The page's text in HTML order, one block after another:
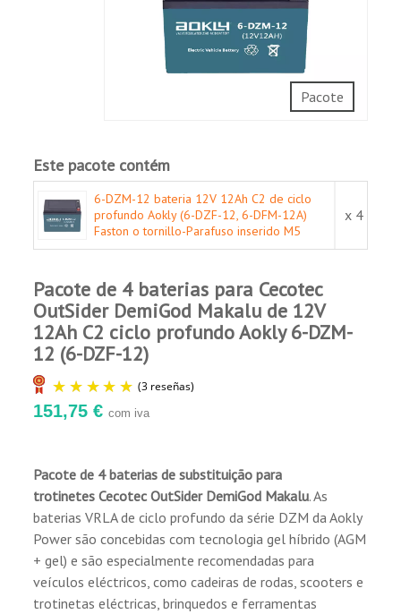
Pacote
Este pacote contém
6-DZM-12 bateria 12V 12Ah C2 de ciclo
profundo Aokly (6-DZF-12, 6-DFM-12A)
Faston o tornillo-Parafuso inserido M5
x 4
Pacote de 4 baterias para Cecotec
OutSider DemiGod Makalu de 12V
12Ah C2 ciclo profundo Aokly 6-DZM-
12 (6-DZF-12)
(3 reseñas)
151,75 € com iva
Pacote de 4 baterias de substituição para
trotinetesCecotec OutSider DemiGod Makalu. As
baterias VRLA de ciclo profundo da série DZM da Aokly
Power são concebidas com tecnologia gel híbrido (AGM
+ gel) e são especialmente recomendadas para
veículos eléctricos, como cadeiras de rodas, scooters e
trotinetas eléctricas, brinquedos e ferramentas
instantânea de alta corrente.
Baixa taxa de auto-descarga.
Scooters eléctricos.
Brinquedos.
Equipamentos e sistemas médicos.
Ferramentas eléctricas.
Comprador Verificado
Publicado el 10/4/25, 9:32 PM
Maravilla. Todo perfecto
Comprador Verificado
Best Top